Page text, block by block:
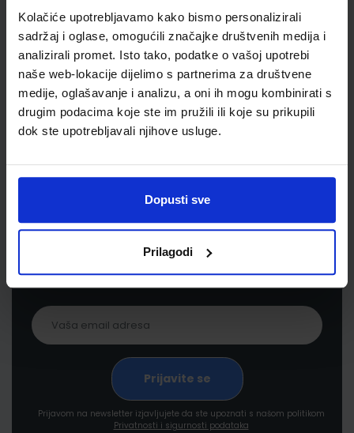
Kolačiće upotrebljavamo kako bismo personalizirali
sadržaj i oglase, omogućili značajke društvenih medija i
analizirali promet. Isto tako, podatke o vašoj upotrebi
naše web-lokacije dijelimo s partnerima za društvene
medije, oglašavanje i analizu, a oni ih mogu kombinirati s
drugim podacima koje ste im pružili ili koje su prikupili
dok ste upotrebljavali njihove usluge.
Dopusti sve
Prilagodi
Newsletter prijava
Prijavite se kako bi primali informacije o novim
proizvodima i uslugama, akcijama i drugim
pogodnostima
Prijavom na newsletter izjavljujete da ste upoznati s našom politikom
Privatnosti i sigurnosti podataka